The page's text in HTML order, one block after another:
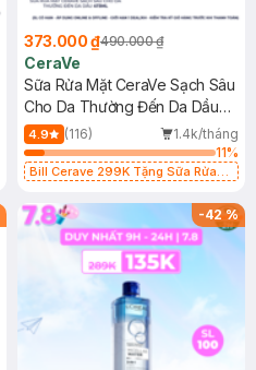
373.000 ₫490.000 ₫
CeraVe
Sữa Rửa Mặt CeraVe Sạch Sâu
Cho Da Thường Đến Da Dầu
473ml
4.9 (116)
1.4k/tháng
11%
Bill Cerave 299K Tặng Sữa Rửa
-42%